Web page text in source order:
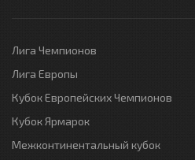
Лига Чемпионов
Лига Европы
Кубок Европейских Чемпионов
Кубок Ярмарок
Межконтинентальный кубок